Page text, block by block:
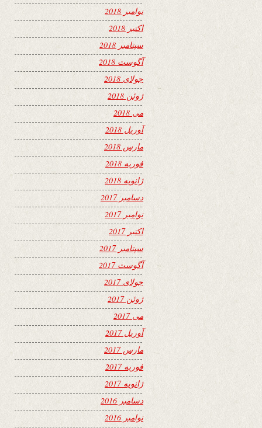
نوامبر 2018
اکتبر 2018
سپتامبر 2018
آگوست 2018
جولای 2018
ژوئن 2018
می 2018
آوریل 2018
مارس 2018
فوریه 2018
ژانویه 2018
دسامبر 2017
نوامبر 2017
اکتبر 2017
سپتامبر 2017
آگوست 2017
جولای 2017
ژوئن 2017
می 2017
آوریل 2017
مارس 2017
فوریه 2017
ژانویه 2017
دسامبر 2016
نوامبر 2016